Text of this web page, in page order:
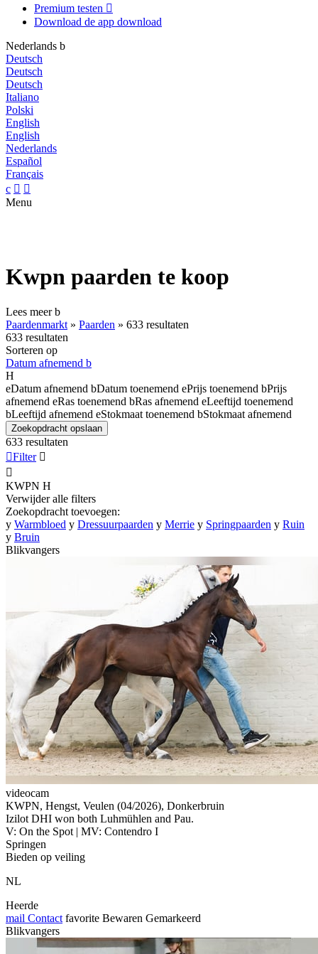
Premium testen 
Download de app download
Nederlands b
Deutsch
Deutsch
Deutsch
Italiano
Polski
English
English
Nederlands
Español
Français
c  
Menu
Kwpn paarden te koop
Lees meerb
Paardenmarkt » Paarden » 633 resultaten
633 resultaten
Sorteren op
Datum afnemend b
H
eDatum afnemend bDatum toenemend ePrijs toenemend bPrijs
afnemend eRas toenemend bRas afnemend eLeeftijd toenemend
bLeeftijd afnemend eStokmaat toenemend bStokmaat afnemend
Zoekopdracht opslaan
633 resultaten
Filter 

KWPN H
Verwijder alle filters
Zoekopdracht toevoegen:
y Warmbloed y Dressuurpaarden y Merrie y Springpaarden y Ruin
y Bruin
Blikvangers
videocam
KWPN, Hengst, Veulen (04/2026), Donkerbruin
Izilot DHI won both Luhmühlen and Pau.
V: On the Spot | MV: Contendro I
Springen
Bieden op veiling
NL
Heerde
mail Contact favorite Bewaren Gemarkeerd
Blikvangers